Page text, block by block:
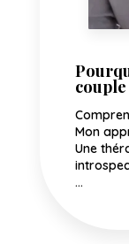
couple
Mon
Une
...